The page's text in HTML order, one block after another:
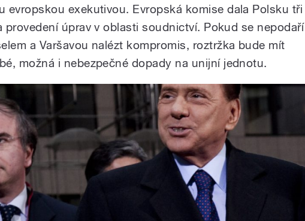
evropskou exekutivou. Evropská komise dala Polsku tři
provedení úprav v oblasti soudnictví. Pokud se nepodaří
a Varšavou nalézt kompromis, roztržka bude mít
možná i nebezpečné dopady na unijní jednotu.